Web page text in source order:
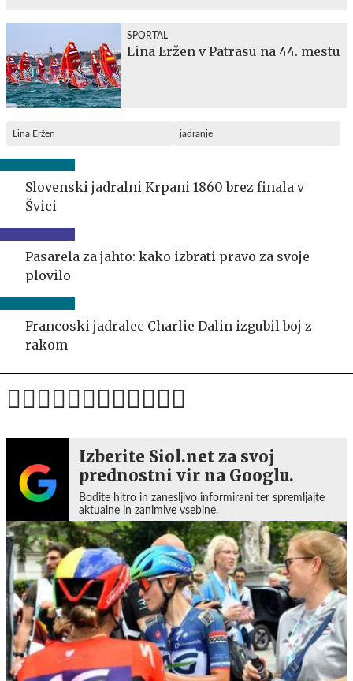
SPORTAL
Lina Eržen v Patrasu na 44. mestu
Lina Eržen jadranje
Slovenski jadralni Krpani 1860 brez finala v
Švici
Pasarela za jahto: kako izbrati pravo za svoje
plovilo
Francoski jadralec Charlie Dalin izgubil boj z
rakom
Izberite Siol.net za svoj
prednostni vir na Googlu.
Bodite hitro in zanesljivo informirani ter spremljajte
aktualne in zanimive vsebine.